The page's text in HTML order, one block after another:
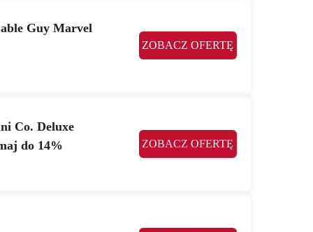
Guy Marvel
ZOBACZ OFERTĘ
Co. Deluxe
do 14%
ZOBACZ OFERTĘ